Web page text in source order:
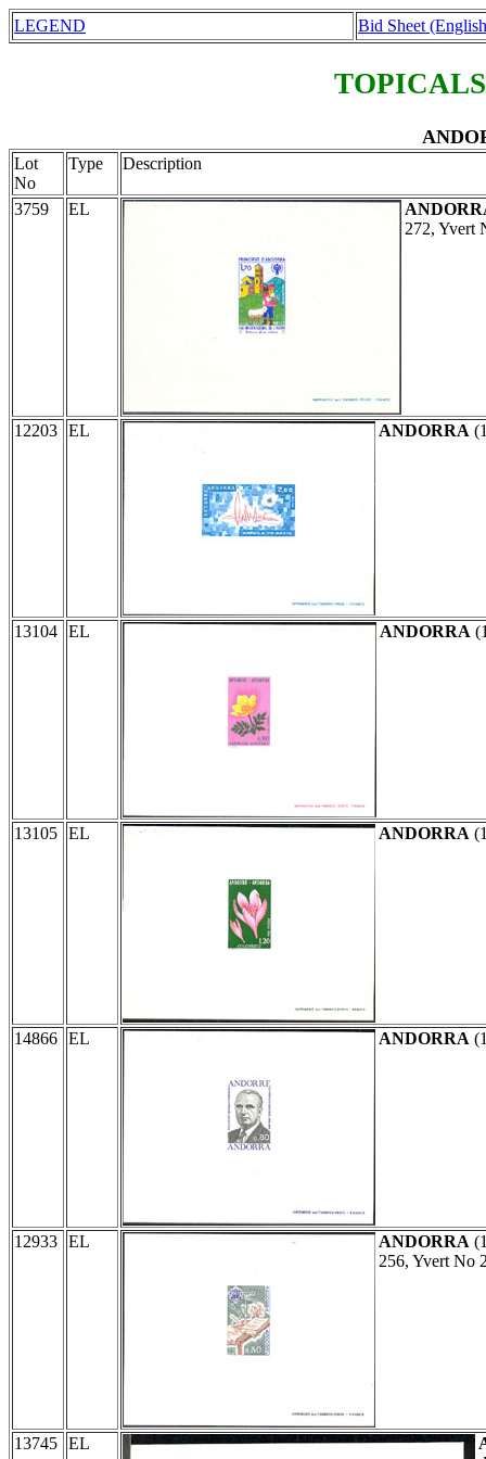
LEGEND Bid Sheet
Lot
No
Type Description
3759 EL
272, Yvert
12203 EL ANDORRA
13104 EL ANDORRA
13105 EL ANDORRA
14866 EL ANDORRA
12933 EL ANDORRA
256, Yvert No
13745 EL